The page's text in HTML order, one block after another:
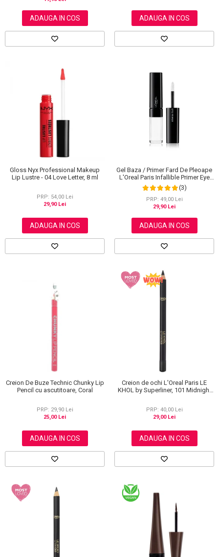
ADAUGA IN COS ADAUGA IN COS
Gloss Nyx Professional Makeup
Lip Lustre - 04 Love Letter, 8 ml
PRP: 54,00 Lei
29,90 Lei
ADAUGA IN COS
Gel Baza / Primer Fard De Pleoape
L'Oreal Paris Infallible Primer Eye
Shadow Base 100, 3 ml
(3)
PRP: 49,00 Lei
29,90 Lei
ADAUGA IN COS
Creion De Buze Technic Chunky Lip
Pencil cu ascutitoare, Coral
PRP: 29,90 Lei
25,00 Lei
ADAUGA IN COS
Creion de ochi L'Oreal Paris LE
KHOL by Superliner, 101 Midnight
PRP: 40,00 Lei
29,00 Lei
ADAUGA IN COS